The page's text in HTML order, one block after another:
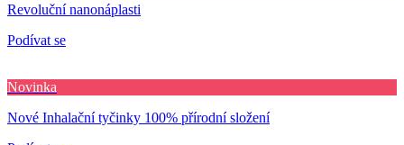
Revoluční nanonáplasti
Podívat se
Novinka
Nové Inhalační tyčinky 100% přírodní složení